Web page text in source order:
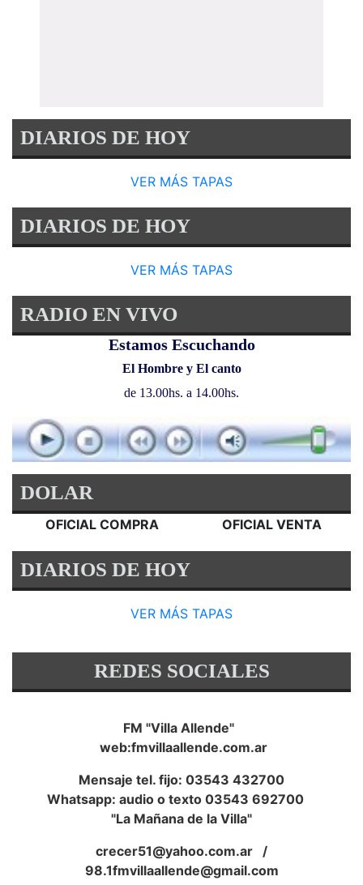
DIARIOS DE HOY
VER MÁS TAPAS
DIARIOS DE HOY
VER MÁS TAPAS
RADIO EN VIVO
Estamos Escuchando
El Hombre y El canto
de 13.00hs. a 14.00hs.
DOLAR
OFICIAL COMPRA OFICIAL VENTA
DIARIOS DE HOY
VER MÁS TAPAS
REDES SOCIALES
FM "Villa Allende"
web:fmvillaallende.com.ar
Mensaje tel. fijo: 03543 432700
Whatsapp: audio o texto 03543 692700
"La Mañana de la Villa"
crecer51@yahoo.com.ar /
98.1fmvillaallende@gmail.com